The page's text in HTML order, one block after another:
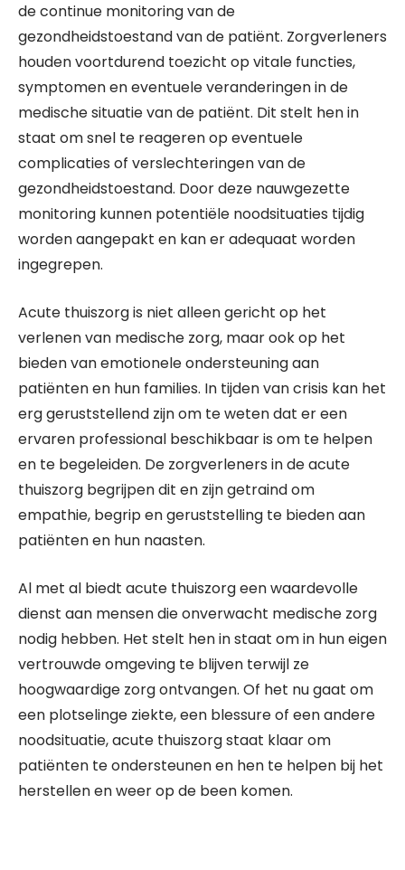
de continue monitoring van de
gezondheidstoestand van de patiënt. Zorgverleners
houden voortdurend toezicht op vitale functies,
symptomen en eventuele veranderingen in de
medische situatie van de patiënt. Dit stelt hen in
staat om snel te reageren op eventuele
complicaties of verslechteringen van de
gezondheidstoestand. Door deze nauwgezette
monitoring kunnen potentiële noodsituaties tijdig
worden aangepakt en kan er adequaat worden
ingegrepen.
Acute thuiszorg is niet alleen gericht op het
verlenen van medische zorg, maar ook op het
bieden van emotionele ondersteuning aan
patiënten en hun families. In tijden van crisis kan het
erg geruststellend zijn om te weten dat er een
ervaren professional beschikbaar is om te helpen
en te begeleiden. De zorgverleners in de acute
thuiszorg begrijpen dit en zijn getraind om
empathie, begrip en geruststelling te bieden aan
patiënten en hun naasten.
Al met al biedt acute thuiszorg een waardevolle
dienst aan mensen die onverwacht medische zorg
nodig hebben. Het stelt hen in staat om in hun eigen
vertrouwde omgeving te blijven terwijl ze
hoogwaardige zorg ontvangen. Of het nu gaat om
een plotselinge ziekte, een blessure of een andere
noodsituatie, acute thuiszorg staat klaar om
patiënten te ondersteunen en hen te helpen bij het
herstellen en weer op de been komen.